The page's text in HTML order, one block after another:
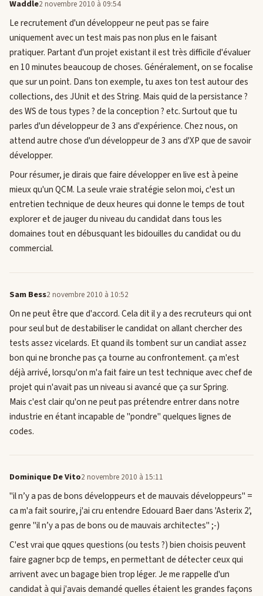
Waddle2 novembre 2010 à 09:54
Le recrutement d'un développeur ne peut pas se faire
uniquement avec un test mais pas non plus en le faisant
pratiquer. Partant d'un projet existant il est très difficile d'évaluer
en 10 minutes beaucoup de choses. Généralement, on se focalise
que sur un point. Dans ton exemple, tu axes ton test autour des
collections, des JUnit et des String. Mais quid de la persistance ?
des WS de tous types ? de la conception ? etc. Surtout que tu
parles d'un développeur de 3 ans d'expérience. Chez nous, on
attend autre chose d'un développeur de 3 ans d'XP que de savoir
développer.
Pour résumer, je dirais que faire développer en live est à peine
mieux qu'un QCM. La seule vraie stratégie selon moi, c'est un
entretien technique de deux heures qui donne le temps de tout
explorer et de jauger du niveau du candidat dans tous les
domaines tout en débusquant les bidouilles du candidat ou du
commercial.
Sam Bess2 novembre 2010 à 10:52
On ne peut être que d'accord. Cela dit il y a des recruteurs qui ont
pour seul but de destabiliser le candidat on allant chercher des
tests assez vicelards. Et quand ils tombent sur un candiat assez
bon qui ne bronche pas ça tourne au confrontement. ça m'est
déjà arrivé, lorsqu'on m'a fait faire un test technique avec chef de
projet qui n'avait pas un niveau si avancé que ça sur Spring.
Mais c'est clair qu'on ne peut pas prétendre entrer dans notre
industrie en étant incapable de "pondre" quelques lignes de
codes.
Dominique De Vito2 novembre 2010 à 15:11
"il n’y a pas de bons développeurs et de mauvais développeurs" =
ca m'a fait sourire, j'ai cru entendre Edouard Baer dans 'Asterix 2',
genre "il n’y a pas de bons ou de mauvais architectes" ;-)
C'est vrai que qques questions (ou tests ?) bien choisis peuvent
faire gagner bcp de temps, en permettant de détecter ceux qui
arrivent avec un bagage bien trop léger. Je me rappelle d'un
candidat à qui j'avais demandé quelles étaient les grandes façons